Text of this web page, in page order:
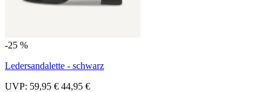
-25 %
Ledersandalette - schwarz
UVP: 59,95 € 44,95 €